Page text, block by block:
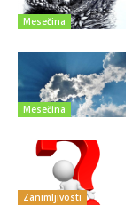
Mesečina
Mesečina
Zanimljivosti